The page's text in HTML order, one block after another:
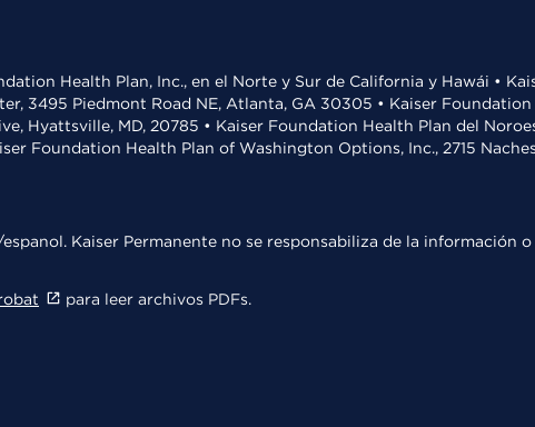
Health Plan, Inc., en el Norte y Sur de California y Hawái •
3495 Piedmont Road NE, Atlanta, GA 30305 • Kaiser
Hyattsville, MD, 20785 • Kaiser Foundation Health Plan del
Foundation Health Plan of Washington Options, Inc., 2715
espanol. Kaiser Permanente no se responsabiliza de la información
para leer archivos PDFs.